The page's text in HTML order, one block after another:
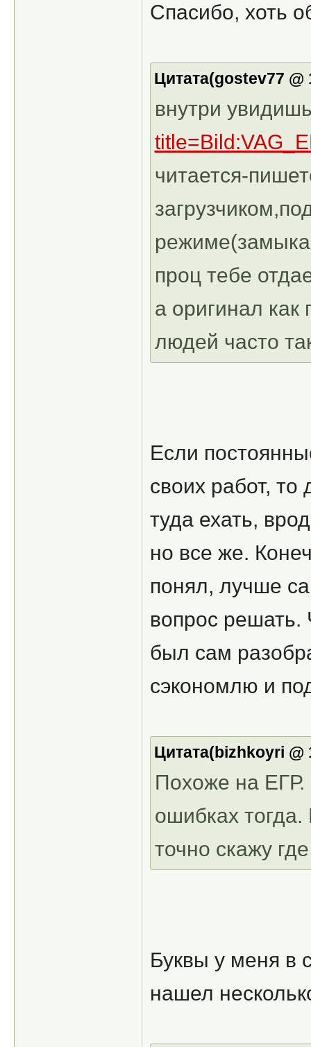
Спасибо, хоть
Цитата(gostev77 @
внутри
читается-
проц тебе
а оригинал как
людей часто
Если
своих работ, то
туда ехать,
но все же.
понял, лучше
вопрос решать.
был сам
сэкономлю и
Цитата(bizhkoyri @
Похоже на
ошибках тогда.
точно скажу
Буквы у меня в
нашел